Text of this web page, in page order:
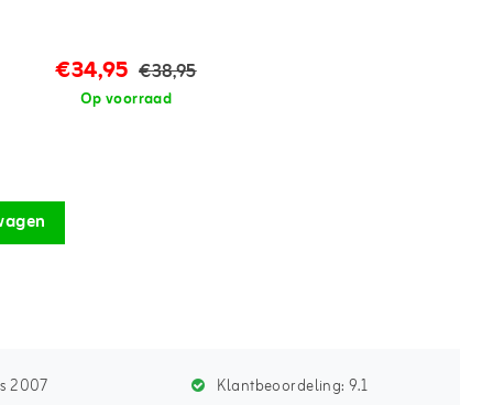
€34,95 €38,95
Op voorraad
2007 Klantbeoordeling:9.1